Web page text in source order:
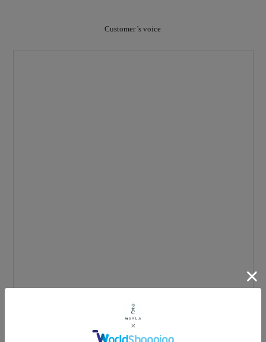
Customer 's voice